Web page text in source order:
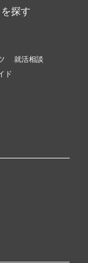
探す
就活相談
ド